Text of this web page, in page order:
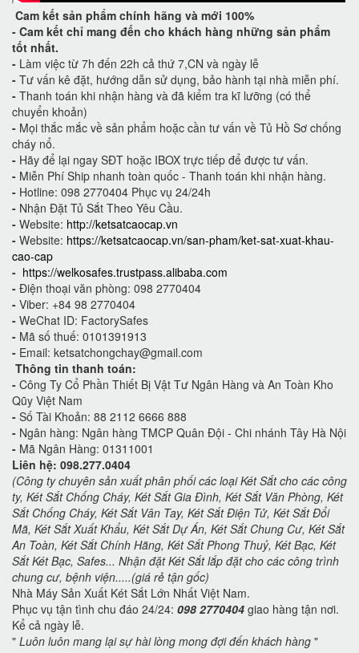
Cam kết sản phẩm chính hãng và mới 100%
- Cam kết chỉ mang đến cho khách hàng những sản phẩm
tốt nhất.
- Làm việc từ 7h đến 22h cả thứ 7,CN và ngày lễ
- Tư vấn kê đặt, hướng dẫn sử dụng, bảo hành tại nhà miễn phí.
- Thanh toán khi nhận hàng và đã kiểm tra kĩ lưỡng (có thể
chuyển khoản)
- Mọi thắc mắc về sản phẩm hoặc cần tư vấn về Tủ Hồ Sơ chống
cháy nổ.
- Hãy để lại ngay SĐT hoặc IBOX trực tiếp để được tư vấn.
- Miễn Phí Ship nhanh toàn quốc - Thanh toán khi nhận hàng.
- Hotline: 098 2770404 Phục vụ 24/24h
- Nhận Đặt Tủ Sắt Theo Yêu Cầu.
- Website: http://ketsatcaocap.vn
- Website: https://ketsatcaocap.vn/san-pham/ket-sat-xuat-khau-
cao-cap
- https://welkosafes.trustpass.alibaba.com
- Điện thoại văn phòng: 098 2770404
- Viber: +84 98 2770404
- WeChat ID: FactorySafes
- Mã số thuế: 0101391913
- Email: ketsatchongchay@gmail.com
Thông tin thanh toán:
- Công Ty Cổ Phần Thiết Bị Vật Tư Ngân Hàng và An Toàn Kho
Qũy Việt Nam
- Số Tài Khoản: 88 2112 6666 888
- Ngân hàng: Ngân hàng TMCP Quân Đội - Chi nhánh Tây Hà Nội
- Mã Ngân Hàng: 01311001
Liên hệ: 098.277.0404
(Công ty chuyên sản xuất phân phối các loại Két Sắt cho các công
ty, Két Sắt Chống Cháy, Két Sắt Gia Đình, Két Sắt Văn Phòng, Két
Sắt Chống Cháy, Két Sắt Vân Tay, Két Sắt Điện Tử, Két Sắt Đổi
Mã, Két Sắt Xuất Khẩu, Két Sắt Dự Án, Két Sắt Chung Cư, Két Sắt
An Toàn, Két Sắt Chính Hãng, Két Sắt Phong Thuỷ, Két Bạc, Két
Sắt Két Bạc, Safes... Nhận đặt Két Sắt lắp đặt cho các công trình
chung cư, bệnh viện.....(giá rẻ tận gốc)
Nhà Máy Sản Xuất Két Sắt Lớn Nhất Việt Nam.
Phục vụ tận tình chu đáo 24/24: 098 2770404 giao hàng tận nơi.
Kể cả ngày lễ.
" Luôn luôn mang lại sự hài lòng mong đợi đến khách hàng "